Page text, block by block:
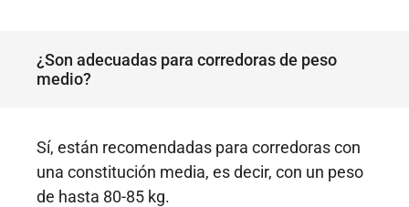
¿Son adecuadas para corredoras de peso
medio?
Sí, están recomendadas para corredoras con
una constitución media, es decir, con un peso
de hasta 80-85 kg.